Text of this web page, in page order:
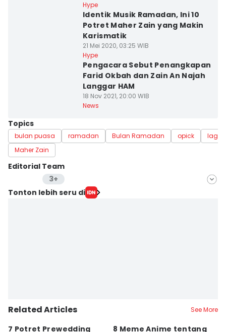
Hype
Identik Musik Ramadan, Ini 10
Potret Maher Zain yang Makin
Karismatik
21 Mei 2020, 03:25 WIB
Hype
Pengacara Sebut Penangkapan
Farid Okbah dan Zain An Najah
Langgar HAM
18 Nov 2021, 20:00 WIB
News
Topics
bulan puasa ramadan Bulan Ramadan opick
lagu
Maher Zain
Editorial Team
3+
Editor
Tonton lebih seru di
Related Articles See More
7 Potret Prewedding
8 Meme Anime tentang